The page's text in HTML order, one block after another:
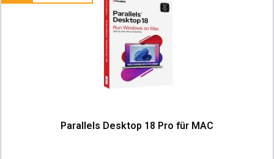
Parallels Desktop 18 Pro für MAC